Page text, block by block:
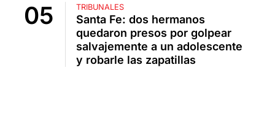
TRIBUNALES
Santa Fe: dos hermanos
quedaron presos por golpear
salvajemente a un adolescente
y robarle las zapatillas